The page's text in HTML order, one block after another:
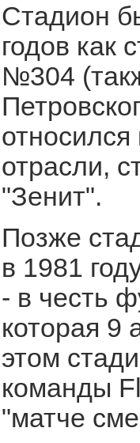
Стадион
годов как
№304
относился
отрасли,
"Зенит".
Позже
в 1981
- в честь
которая 9
этом
команды
"матче